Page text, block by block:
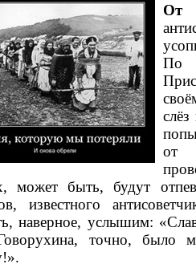
От
По
от
может быть, будут
известного
наверное, услышим:
точно, было